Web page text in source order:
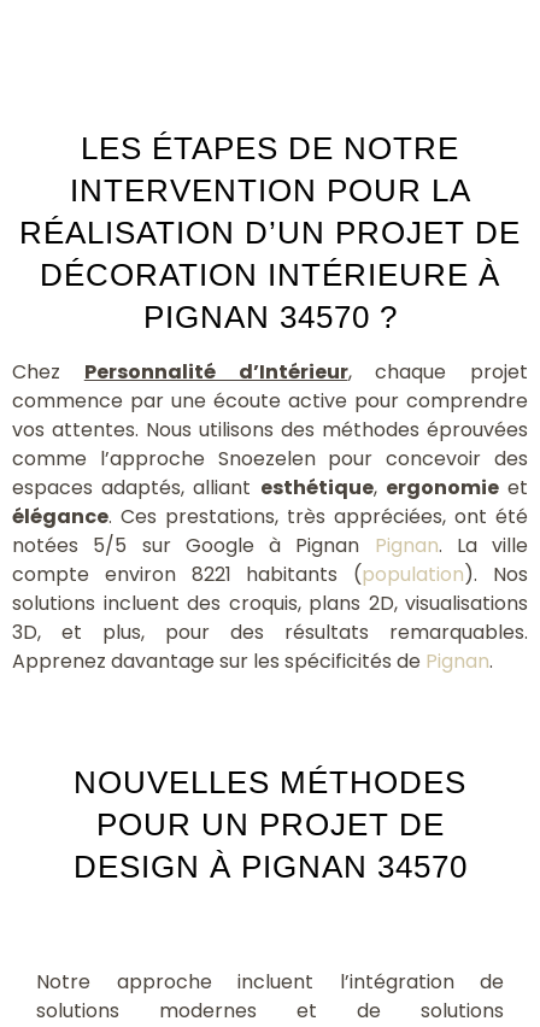
LES ÉTAPES DE NOTRE
INTERVENTION POUR LA
RÉALISATION D’UN PROJET DE
DÉCORATION INTÉRIEURE À
PIGNAN 34570 ?
Chez Personnalité d’Intérieur, chaque projet
commence par une écoute active pour comprendre
vos attentes. Nous utilisons des méthodes éprouvées
comme l’approche Snoezelen pour concevoir des
espaces adaptés, alliant esthétique, ergonomieet
élégance. Ces prestations, très appréciées, ont été
notées 5/5 sur Google à Pignan Pignan. La ville
compte environ 8221 habitants (population). Nos
solutions incluent des croquis, plans 2D, visualisations
3D, et plus, pour des résultats remarquables.
Apprenez davantage sur les spécificités de Pignan.
NOUVELLES MÉTHODES
POUR UN PROJET DE
DESIGN À PIGNAN 34570
Notre approche incluent l’intégration de
solutions modernes et de solutions